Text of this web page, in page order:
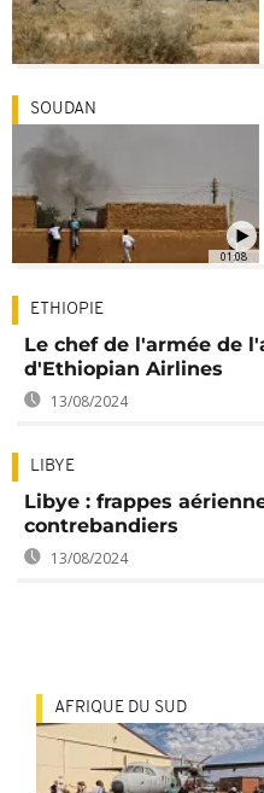
01:08
SOUDAN
ETHIOPIE
Le chef de l'armée de
d'Ethiopian Airlines
13/08/2024
LIBYE
Libye : frappes
contrebandiers
13/08/2024
AFRIQUE DU SUD